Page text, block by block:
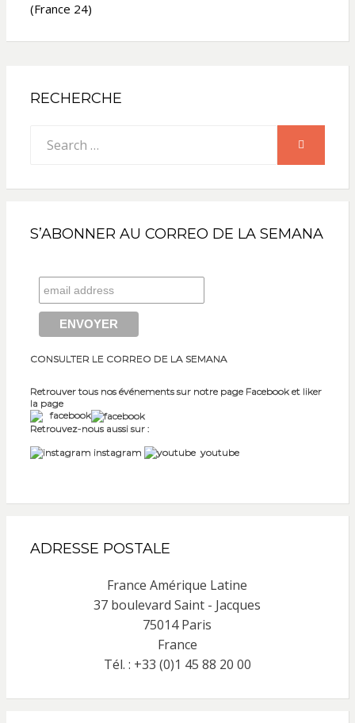
(France 24)
RECHERCHE
for:
SEARCH
S’ABONNER AU CORREO DE LA SEMANA
CONSULTER LE CORREO DE LA SEMANA
Retrouver tous nos événements sur notre page Facebook et liker
la page
facebook
Retrouvez-nous aussi sur :
instagram
youtube
ADRESSE POSTALE
France Amérique Latine
37 boulevard Saint - Jacques
75014 Paris
France
Tél. : +33 (0)1 45 88 20 00